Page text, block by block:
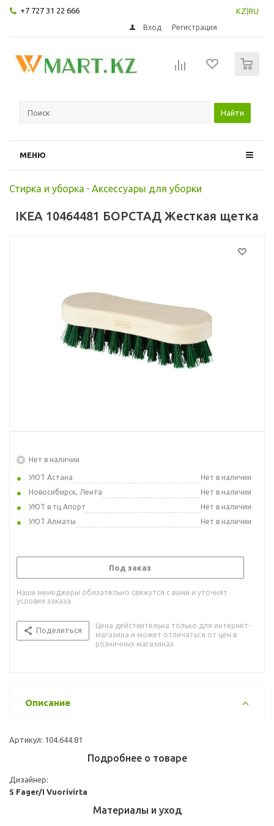
+7 727 31 22 666 KZ RU
Вход Регистрация
Найти
МЕНЮ
Стирка и уборка - Аксессуары для уборки
IKEA 10464481 БОРСТАД Жесткая щетка
Нет в наличии
УЮТ Астана
Нет в наличии
Новосибирск, Лента
Нет в наличии
УЮТ в тц Апорт
Нет в наличии
УЮТ Алматы
Нет в наличии
Под заказ
Наши менеджеры обязательно свяжутся с вами и уточнят
условия заказа
Поделиться
Цена действительна только для интернет-
магазина и может отличаться от цен в
розничных магазинах
Описание
Артикул: 104.644.81
Подробнее о товаре
Дизайнер:
S Fager/I Vuorivirta
Материалы и уход